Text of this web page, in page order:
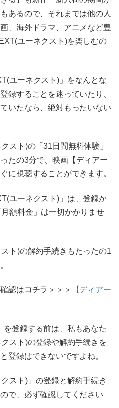
あるので、それまでは他の人
、海外ドラマ、アニメなど豊
ユーネクスト)を楽しむの
ユーネクスト)」をなんとな
録することを迷っていたり、
いたなら、絶対もったいない
スト)の「31日間無料体験」
たの3分で、映画【ディアー
に視聴することができます。
ユーネクスト)」は、登録か
額料金」は一切かかりませ
ト)の解約手続きもたったの1
認はコチラ＞＞＞
【ディアー
を登録する前は、私もあなた
スト)の登録や解約手続きを
登録はできないですよね。
スト)」の登録と解約手続き
で、必ず確認してください